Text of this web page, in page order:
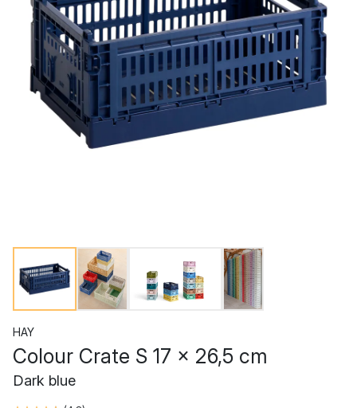
HAY
Colour Crate S 17 x 26,5 cm
Dark blue